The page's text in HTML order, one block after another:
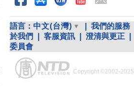
語言： 中文(台灣) 我們的服務
於我們
客服資訊 澄清與更正
委員會
Copyright ©2002-2025